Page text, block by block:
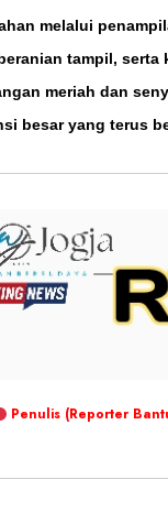
melalui
tampil,
meriah dan
besar yang terus
Penulis (Reporter